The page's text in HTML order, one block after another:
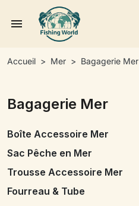
menu
Accueil Mer Bagagerie Mer
Bagagerie Mer
Boîte Accessoire Mer
Sac Pêche en Mer
Trousse Accessoire Mer
Fourreau & Tube